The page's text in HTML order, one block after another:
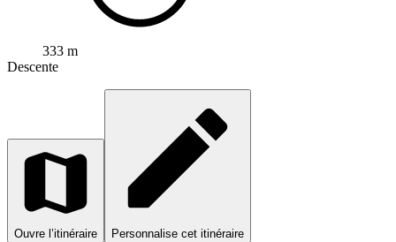
333 m
Descente
Ouvre l’itinéraire Personnalise cet itinéraire